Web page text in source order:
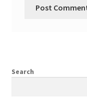
Search